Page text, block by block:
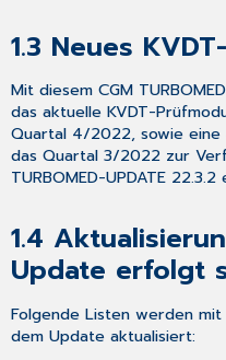
YouTube-
1.8
Abkündigung
von
Systemen
mit
32-
Bit-
Architektur
Gesetzliche/
Vertragliche
1.3 Neues
Mit diesem CGM
das aktuelle KVDT-
Quartal 4/2022, sowie
das Quartal 3/2022 zur
TURBOMED-UPDATE
1.4
Update erfolgt
Folgende Listen werden
dem Update aktualisiert: